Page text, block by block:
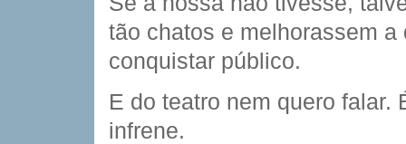
tão chatos e melhorassem
conquistar público.
E do teatro nem quero
infrene.